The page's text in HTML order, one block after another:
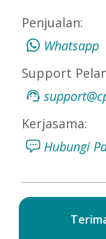
Penjualan:
Whatsapp
Support
Kerjasama:
Hubungi